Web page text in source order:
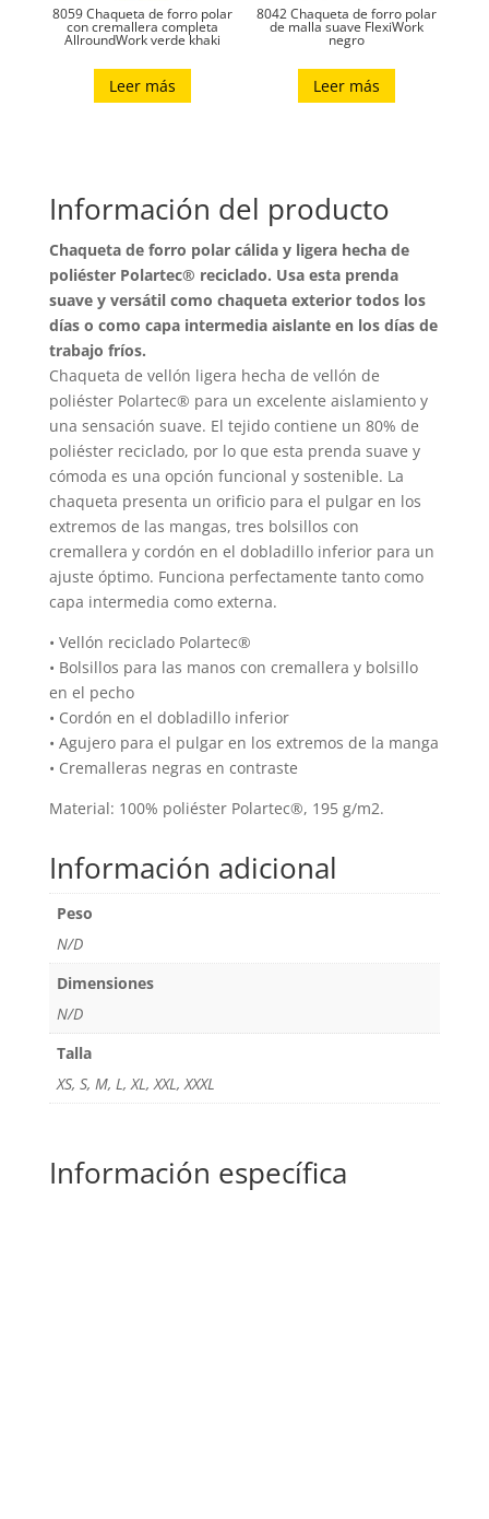
8059 Chaqueta de forro polar
con cremallera completa
AllroundWork verde khaki
Leer más
8042 Chaqueta de forro polar
de malla suave FlexiWork
negro
Leer más
Información del producto
Chaqueta de forro polar cálida y ligera hecha de
poliéster Polartec® reciclado. Usa esta prenda
suave y versátil como chaqueta exterior todos los
días o como capa intermedia aislante en los días de
trabajo fríos.
Chaqueta de vellón ligera hecha de vellón de
poliéster Polartec® para un excelente aislamiento y
una sensación suave. El tejido contiene un 80% de
poliéster reciclado, por lo que esta prenda suave y
cómoda es una opción funcional y sostenible. La
chaqueta presenta un orificio para el pulgar en los
extremos de las mangas, tres bolsillos con
cremallera y cordón en el dobladillo inferior para un
ajuste óptimo. Funciona perfectamente tanto como
capa intermedia como externa.
• Vellón reciclado Polartec®
• Bolsillos para las manos con cremallera y bolsillo
en el pecho
• Cordón en el dobladillo inferior
• Agujero para el pulgar en los extremos de la manga
• Cremalleras negras en contraste
Material: 100% poliéster Polartec®, 195 g/m2.
Información adicional
Peso
N/D
Dimensiones
N/D
Talla
XS, S, M, L, XL, XXL, XXXL
Información específica